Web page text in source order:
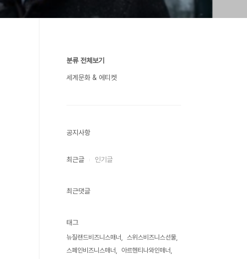
분류 전체보기
세계문화 & 에티켓
공지사항
최근글 인기글
최근댓글
태그
뉴질랜드비즈니스매너
스위스비즈니스선물
스페인비즈니스매너
아르헨티나와인매너